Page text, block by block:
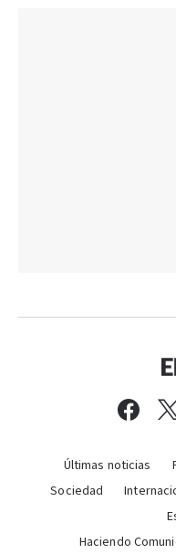
Últimas noticias
Sociedad
Haciendo